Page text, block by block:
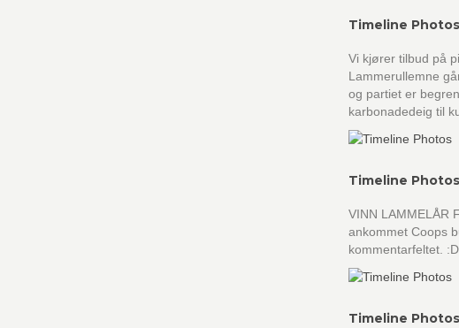
Timeline Photos
Vi kjører tilbud på
Lammerullemne
og partiet er
karbonadedeig til
Timeline Photos
VINN LAMMELÅR
ankommet Coops
kommentarfeltet.
Timeline Photos